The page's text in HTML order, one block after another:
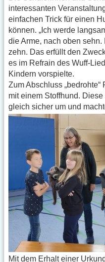
interessanten
einfachen Trick für einen
können. „Ich werde
die Arme, nach oben
zehn. Das erfüllt den
es im Refrain des Wuff-
Kindern vorspielte.
Zum Abschluss
mit einem Stoffhund.
gleich sicher um und
Mit dem Erhalt einer